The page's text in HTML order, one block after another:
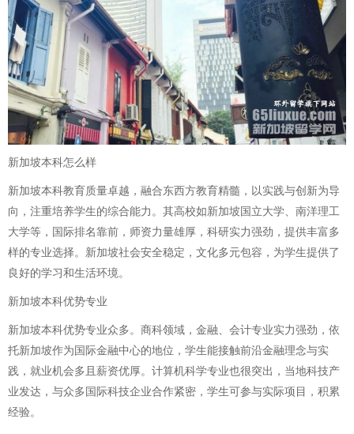
新加坡本科怎么样
新加坡本科教育质量卓越，融合东西方教育精髓，以实践与创新为导
向，注重培养学生的综合能力。其高校如新加坡国立大学、南洋理工
大学等，国际排名靠前，师资力量雄厚，科研实力强劲，提供丰富多
样的专业选择。新加坡社会安全稳定，文化多元包容，为学生提供了
良好的学习和生活环境。
新加坡本科优势专业
新加坡本科优势专业众多。商科领域，金融、会计专业实力强劲，依
托新加坡作为国际金融中心的地位，学生能接触前沿金融理念与实
践，就业机会多且薪资优厚。计算机科学专业也很突出，当地科技产
业发达，与众多国际科技企业合作紧密，学生可参与实际项目，积累
经验。